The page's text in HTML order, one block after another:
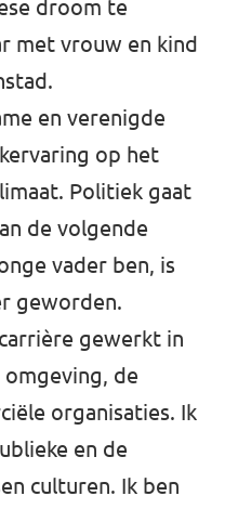
Zuid
droom te
met vrouw en kind
en verenigde
op het
Politiek gaat
de volgende
vader ben, is
geworden.
gewerkt in
de
organisaties. Ik
en de
culturen. Ik ben